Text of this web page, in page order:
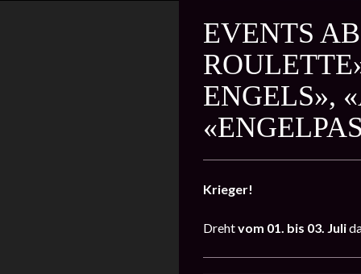
EVENTS
ENGELS»,
Krieger!
Drehtvom 01. bis 03. Juli